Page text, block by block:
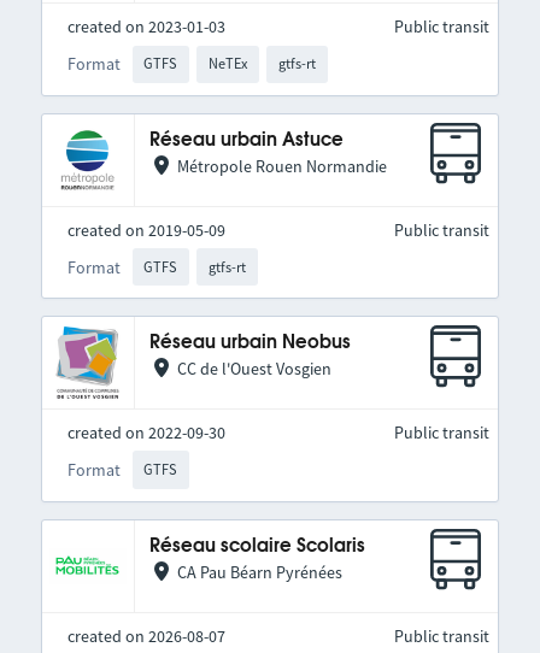
created on 2023-01-03
Format
GTFS NeTEx gtfs-rt
Public transit
Réseau urbain Astuce
Métropole Rouen Normandie
created on 2019-05-09
Format
GTFS gtfs-rt
Public transit
Réseau urbain Neobus
CC de l'Ouest Vosgien
created on 2022-09-30
Format
GTFS
Public transit
Réseau scolaire Scolaris
CA Pau Béarn Pyrénées
created on 2026-08-07
Public transit